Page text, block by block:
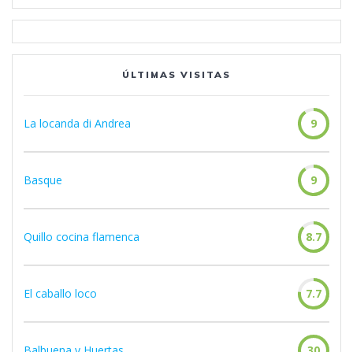
ÚLTIMAS VISITAS
La locanda di Andrea 9
Basque 9
Quillo cocina flamenca 8.7
El caballo loco 7.7